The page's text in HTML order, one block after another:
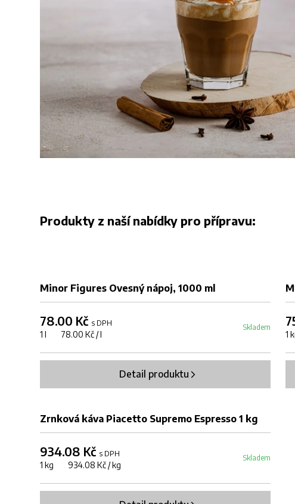
Produkty z naší nabídky pro přípravu:
Minor Figures Ovesný nápoj, 1000 ml
78.00 Kč s DPH
1 l 78.00 Kč / l
Skladem
Detail produktu
1
Zrnková káva Piacetto Supremo Espresso 1 kg
934.08 Kč s DPH
1 kg 934.08 Kč / kg
Skladem